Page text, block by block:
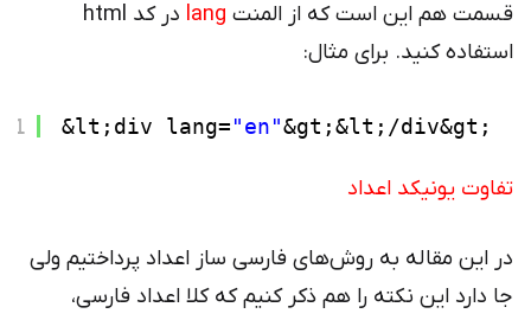
قسمت هم این است که از المنت lang
در کد html
استفاده کنید. برای مثال:
1 &lt;div lang="en"&gt;&lt;/div&gt;
تفاوت یونیکد اعداد
در این مقاله به روش‌های فارسی ساز اعداد پرداختیم ولی
جا دارد این نکته را هم ذکر کنیم که کلا اعداد فارسی،